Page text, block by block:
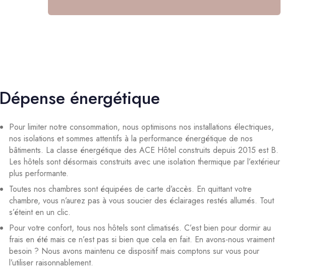
Dépense énergétique
Pour limiter notre consommation, nous optimisons nos installations électriques,
nos isolations et sommes attentifs à la performance énergétique de nos
bâtiments. La classe énergétique des ACE Hôtel construits depuis 2015 est B.
Les hôtels sont désormais construits avec une isolation thermique par l’extérieur
plus performante.
Toutes nos chambres sont équipées de carte d’accès. En quittant votre
chambre, vous n’aurez pas à vous soucier des éclairages restés allumés. Tout
s’éteint en un clic.
Pour votre confort, tous nos hôtels sont climatisés. C’est bien pour dormir au
frais en été mais ce n’est pas si bien que cela en fait. En avons-nous vraiment
besoin ? Nous avons maintenu ce dispositif mais comptons sur vous pour
l’utiliser raisonnablement.